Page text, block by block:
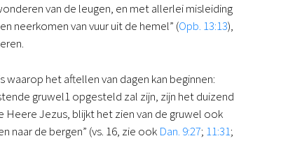
van de leugen, en met allerlei misleiding
neerkomen van vuur uit de hemel” (Opb. 13:13),
het aftellen van dagen kan beginnen:
gruwel1 opgesteld zal zijn, zijn het duizend
Jezus, blijkt het zien van de gruwel ook
naar de bergen” (vs. 16, zie ook Dan. 9:27; 11:31;